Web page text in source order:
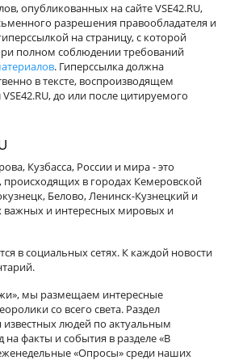
опубликованных на сайте VSE42.RU,
разрешения правообладателя и
на страницу, с которой
полном соблюдении требований
. Гиперссылка должна
в тексте, воспроизводящем
до или после цитируемого
Кузбасса, России и мира - это
в городах Кемеровской
Белово, Ленинск-Кузнецкий и
важных и интересных мировых и
в социальных сетях. К каждой новости
мы размещаем интересные
со всего света. Раздел
людей по актуальным
факты и события в разделе «В
«Опросы» среди наших